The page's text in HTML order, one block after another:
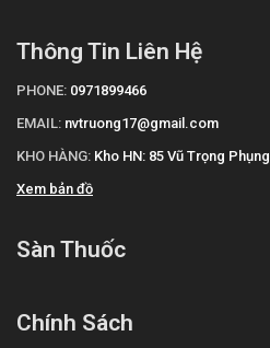
Thông Tin Liên Hệ
PHONE: 0971899466
EMAIL: nvtruong17@gmail.com
KHO HÀNG: Kho HN: 85 Vũ Trọng Phụng
Xem bản đồ
Sàn Thuốc
Chính Sách